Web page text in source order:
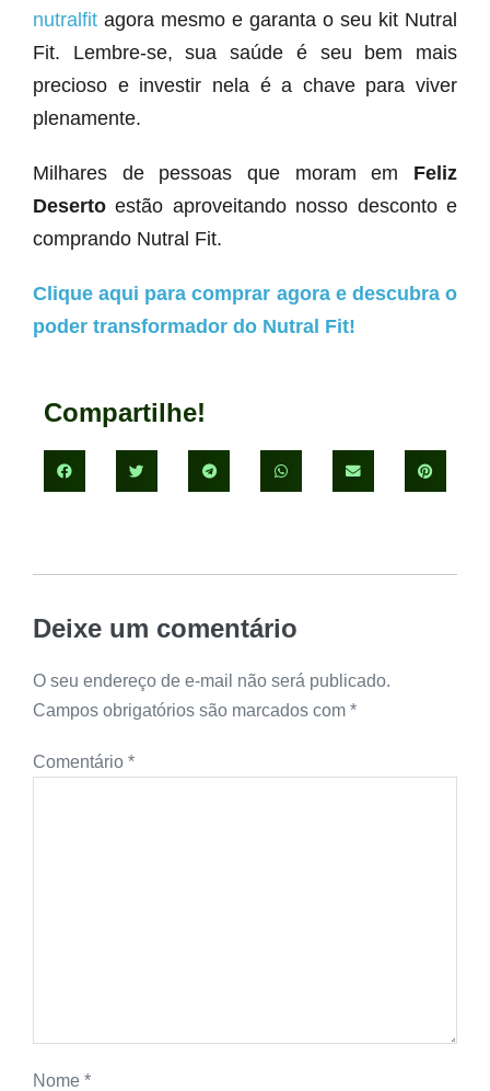
nutralfit agora mesmo e garanta o seu kit Nutral
Fit. Lembre-se, sua saúde é seu bem mais
precioso e investir nela é a chave para viver
plenamente.
Milhares de pessoas que moram em Feliz
Deserto estão aproveitando nosso desconto e
comprando Nutral Fit.
Clique aqui para comprar agora e descubra o
poder transformador do Nutral Fit!
Compartilhe!
Deixe um comentário
O seu endereço de e-mail não será publicado.
Campos obrigatórios são marcados com *
Comentário *
Nome *